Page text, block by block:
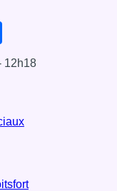
12h18